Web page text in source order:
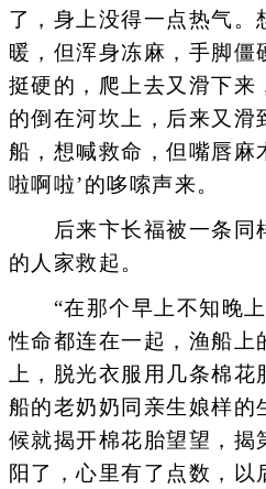
了，身上没得一点热气。
暖，但浑身冻麻，手脚僵
挺硬的，爬上去又滑下来
的倒在河坎上，后来又滑
船，想喊救命，但嘴唇麻
啦啊啦’的哆嗦声来。
后来卞长福被一条同
的人家救起。
“在那个早上不知晚上
性命都连在一起，渔船上
上，脱光衣服用几条棉花
船的老奶奶同亲生娘样的
候就揭开棉花胎望望，揭
阳了，心里有了点数，以